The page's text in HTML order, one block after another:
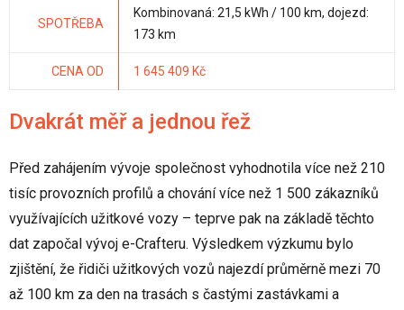
SPOTŘEBA
Kombinovaná: 21,5 kWh / 100 km, dojezd:
173 km
CENA OD 1 645 409 Kč
Dvakrát měř a jednou řež
Před zahájením vývoje společnost vyhodnotila více než 210
tisíc provozních profilů a chování více než 1 500 zákazníků
využívajících užitkové vozy – teprve pak na základě těchto
dat započal vývoj e-Crafteru. Výsledkem výzkumu bylo
zjištění, že řidiči užitkových vozů najezdí průměrně mezi 70
až 100 km za den na trasách s častými zastávkami a